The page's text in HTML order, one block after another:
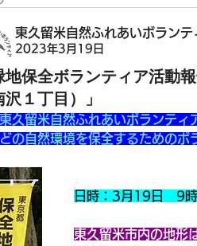
東久留米自然ふれあいボランテ
2023年3月19日
保全ボランティア活動
沢１丁目）」
久留米自然ふれあいボランティ
の自然環境を保全するためのボ
日時：3月19日　9
東久留米市内の地形